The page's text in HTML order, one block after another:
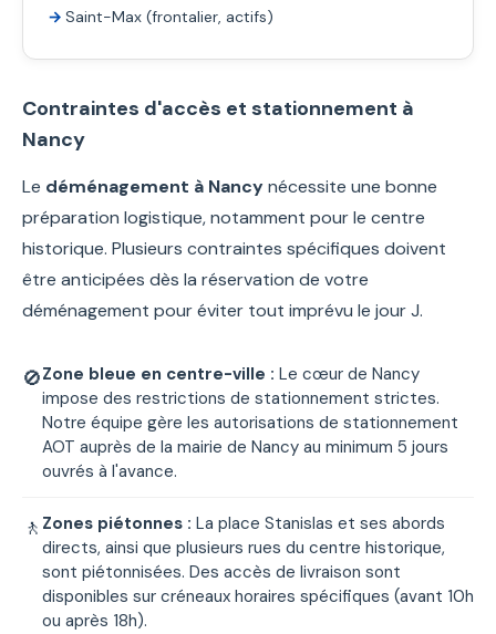
Saint-Max (frontalier, actifs)
Contraintes d'accès et stationnement à
Nancy
Le déménagement à Nancynécessite une bonne
préparation logistique, notamment pour le centre
historique. Plusieurs contraintes spécifiques doivent
être anticipées dès la réservation de votre
déménagement pour éviter tout imprévu le jour J.
🚫Zone bleue en centre-ville : Le cœur de Nancy
impose des restrictions de stationnement strictes.
Notre équipe gère les autorisations de stationnement
AOT auprès de la mairie de Nancy au minimum 5 jours
ouvrés à l'avance.
🚶 Zones piétonnes : La place Stanislas et ses abords
directs, ainsi que plusieurs rues du centre historique,
sont piétonnisées. Des accès de livraison sont
disponibles sur créneaux horaires spécifiques (avant 10h
ou après 18h).